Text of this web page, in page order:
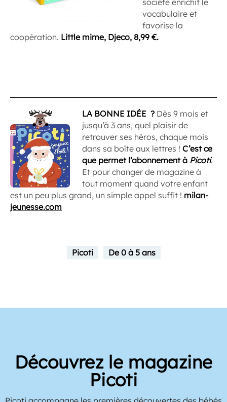
vocabulaire et
favorise la
coopération. Little mime, Djeco, 8,99 €.
LA BONNE IDÉE ? Dès 9 mois et
jusqu’à 3 ans, quel plaisir de
retrouver ses héros, chaque mois
dans sa boîte aux lettres ! C’est ce
que permet l’abonnement à Picoti.
Et pour changer de magazine à
tout moment quand votre enfant
est un peu plus grand, un simple appel suffit ! milan-
jeunesse.com
Picoti De 0 à 5 ans
Découvrez le magazine
Picoti